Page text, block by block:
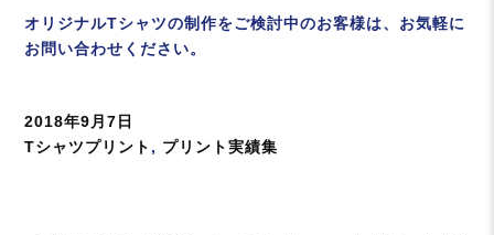
オリジナルTシャツの制作をご検討中のお客様は、お気軽に
お問い合わせください。
投
稿
2018年9月7日
カ
Tシャツプリント , プリント実績集